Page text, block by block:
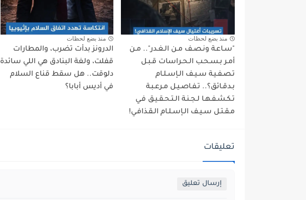
منذ بضع لحظات
"سـاعـة ونـصـف مـن الـغـدر".. مـن
أمـر بـسـحـب الـحـراسات قـبـل
تـصـفـيـة سـيـف الـإسـلـام
بـدقـائق؟.. تـفـاصـيـل مـرعـبـة
تـكـشـفـهـا لـجـنـة الـتـحـقـيـق فـي
مـقـتـل سـيـف الـإسـلـام الـقـذافـي!
منذ بضع لحظات
الدرونز بدأت تضرب، والمطارات
قفلت، ولغة البنادق هي اللي سائدة
دلوقت.. هل سقط قناع السلام
في أديس أبابا؟
تعليقات
إرسال تعليق